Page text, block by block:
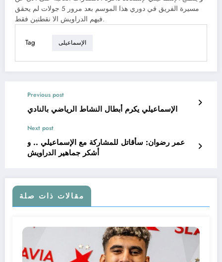
مسيرة الفريق في دوري هذا الموسم بعد مرور 5 جولات لم يحقق
فيهم الدراويش الا نقطتين فقط.
Tag الإسماعيلى
Previous post
الإسماعيلي يكرم أبطال النشاط الرياضي بالنادي
Next post
عمر رضوان: سأقاتل للمشاركة مع الإسماعيلي .. و
أشكر جماهير الدراويش
مقالات ذات صلة